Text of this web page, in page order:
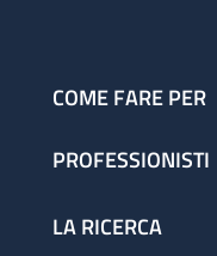
COME FARE PER
PROFESSIONISTI
LA RICERCA